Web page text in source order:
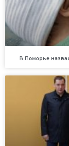
В Поморье